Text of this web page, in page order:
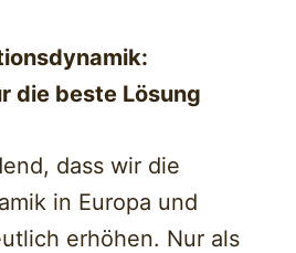
die beste Lösung
dass wir die
in Europa und
erhöhen. Nur als